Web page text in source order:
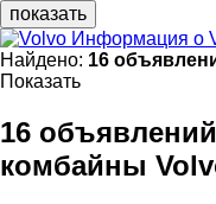
показать
Информация о
Найдено: 16
Показать
16
комбайны